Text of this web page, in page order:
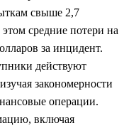
свыше 2,7
средние потери на
за инцидент.
действуют
закономерности
операции.
включая